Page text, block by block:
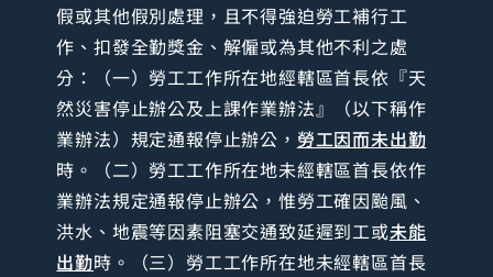
假或其他假別處理，且不得強迫勞工補行工
作、扣發全勤獎金、解僱或為其他不利之處
分：（一）勞工工作所在地經轄區首長依『天
然災害停止辦公及上課作業辦法』（以下稱作
業辦法）規定通報停止辦公， 勞工因而未出勤
時。（二）勞工工作所在地未經轄區首長依作
業辦法規定通報停止辦公，惟勞工確因颱風、
洪水、地震等因素阻塞交通致延遲到工或未能
出勤時。（三）勞工工作所在地未經轄區首長